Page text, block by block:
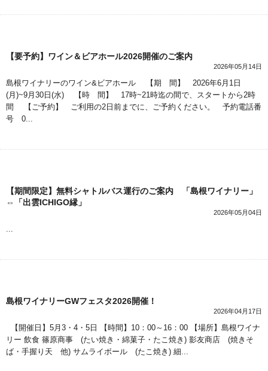
【要予約】ワイン＆ビアホール2026開催のご案内
2026年05月14日
島根ワイナリーのワイン&ビアホール 【期 間】 2026年6月1日
(月)~9月30日(水) 【時 間】 17時~21時迄の間で、スタートから2時
間 【ご予約】 ご利用の2日前までに、ご予約ください。 予約電話番
号 0...
【期間限定】無料シャトルバス運行のご案内 「島根ワイナリー」
⇔「出雲ICHIGO縁」
2026年05月04日
...
島根ワイナリーGWフェスタ2026開催！
2026年04月17日
【開催日】5月3・4・5日 【時間】10：00～16：00 【場所】島根ワイナ
リー 飲食 篠原商事 (たい焼き・綿菓子・たこ焼き) 影友商店 (焼きそ
ば・手握り天 他) サムライボール (たこ焼き) 細...